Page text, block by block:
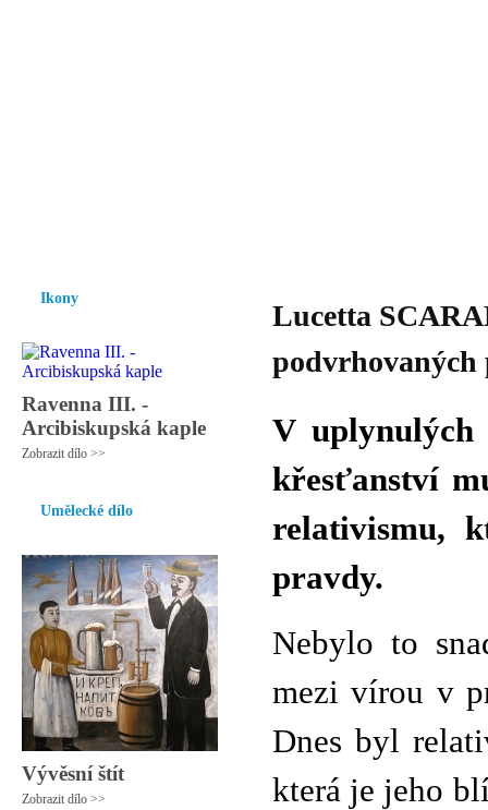
Ikony
Ravenna III. -
Arcibiskupská kaple
Zobrazit dílo >>
Umělecké dílo
Vývěsní štít
Zobrazit dílo >>
Lucetta
podvrhovaných
V uplynulých
křesťanství
relativismu,
pravdy.
Nebylo to
mezi vírou v
Dnes byl
která je jeho